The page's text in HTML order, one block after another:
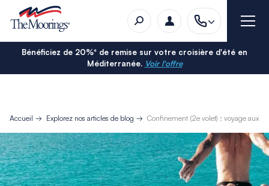
Bénéficiez de 20%* de remise sur votre croisière d'été en
Méditerranée. Voir l'offre
Accueil Explorez nos articles de blog Confinement (2e volet) : voyage aux